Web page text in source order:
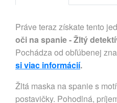
Práve teraz získate tento
oči na spanie - Žltý
Pochádza od obľúbenej
si viac informácií.
Žltá maska na spanie s
postavičky. Pohodlná,